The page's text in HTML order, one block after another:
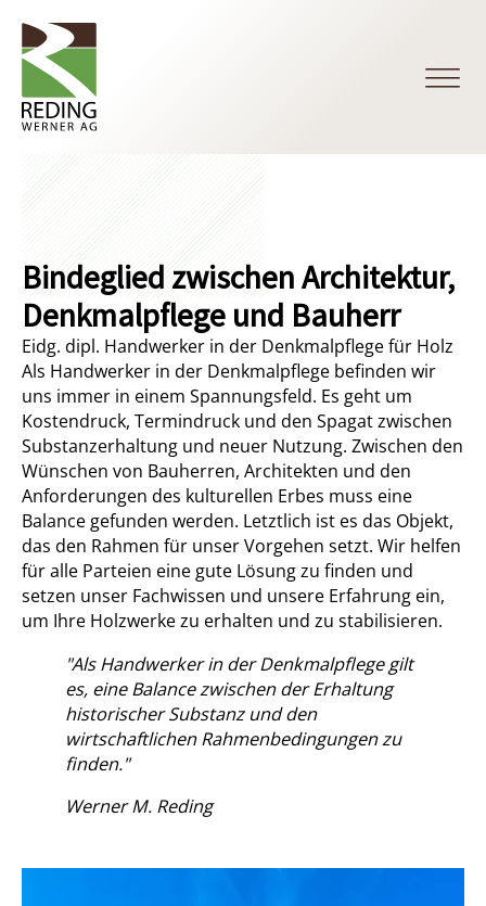
Bindeglied zwischen Architektur,
Denkmalpflege und Bauherr
Eidg. dipl. Handwerker in der Denkmalpflege für Holz
Als Handwerker in der Denkmalpflege befinden wir
uns immer in einem Spannungsfeld. Es geht um
Kostendruck, Termindruck und den Spagat zwischen
Substanzerhaltung und neuer Nutzung. Zwischen den
Wünschen von Bauherren, Architekten und den
Anforderungen des kulturellen Erbes muss eine
Balance gefunden werden. Letztlich ist es das Objekt,
das den Rahmen für unser Vorgehen setzt. Wir helfen
für alle Parteien eine gute Lösung zu finden und
setzen unser Fachwissen und unsere Erfahrung ein,
um Ihre Holzwerke zu erhalten und zu stabilisieren.
"Als Handwerker in der Denkmalpflege gilt
es, eine Balance zwischen der Erhaltung
historischer Substanz und den
wirtschaftlichen Rahmenbedingungen zu
finden."
Werner M. Reding